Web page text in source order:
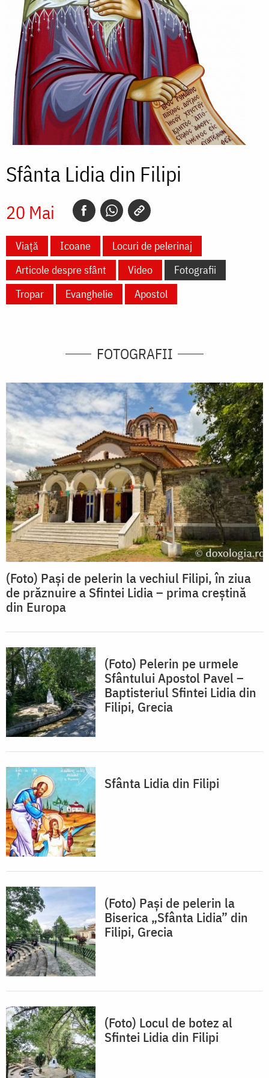
Sfânta Lidia din Filipi
20 Mai
Viață Icoane
Locuri de pelerinaj
Articole despre sfânt
Video
Fotografii
Tropar
Evanghelie Apostol
FOTOGRAFII
(Foto) Pași de pelerin la vechiul Filipi, în ziua
de prăznuire a Sfintei Lidia – prima creștină
din Europa
(Foto) Pelerin pe urmele
Sfântului Apostol Pavel –
Baptisteriul Sfintei Lidia din
Filipi, Grecia
Sfânta Lidia din Filipi
(Foto) Pași de pelerin la
Biserica „Sfânta Lidia” din
Filipi, Grecia
(Foto) Locul de botez al
Sfintei Lidia din Filipi